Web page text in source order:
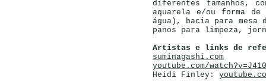
diferentes tamanhos,
aquarela e/ou forma
água), bacia para
panos para limpeza,
Artistas e links de
suminagashi.com
youtube.com/
Heidi Finley: